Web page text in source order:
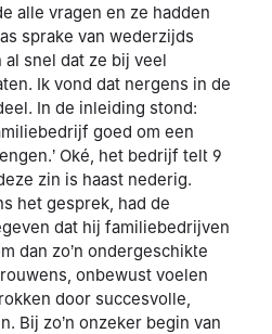
alle vragen en ze hadden
sprake van wederzijds
snel dat ze bij veel
Ik vond dat nergens in de
In de inleiding stond:
goed om een
Oké, het bedrijf telt 9
zin is haast nederig.
het gesprek, had de
dat hij familiebedrijven
dan zo’n ondergeschikte
onbewust voelen
door succesvolle,
Bij zo’n onzeker begin van